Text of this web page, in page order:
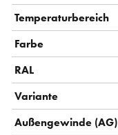
Temperaturbereich
Farbe
RAL
Variante
Außengewinde (AG)